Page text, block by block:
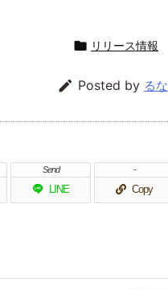
 リリース情報
 Posted by るな
LINE
Send
Copy
-